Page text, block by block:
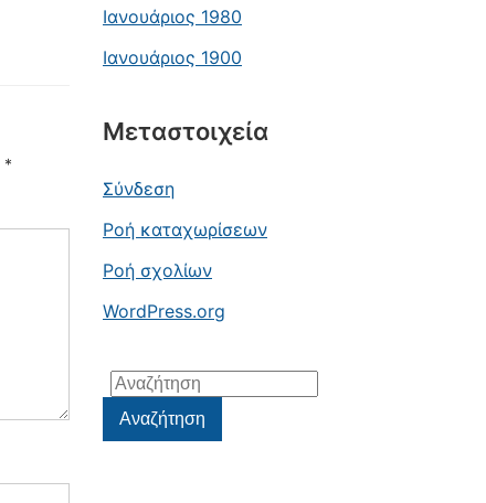
*
Ιανουάριος 1980
Ιανουάριος 1900
Μεταστοιχεία
Σύνδεση
Ροή καταχωρίσεων
Ροή σχολίων
WordPress.org
Αναζήτηση
για:Αναζήτηση